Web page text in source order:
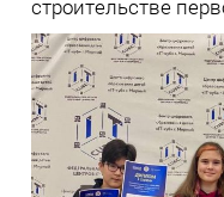
строительстве